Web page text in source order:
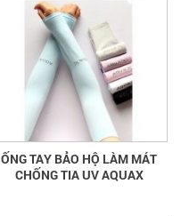
ỐNG TAY BẢO HỘ LÀM MÁT
CHỐNG TIA UV AQUAX